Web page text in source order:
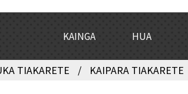
KAINGA HUA
TIAKARETE KAIPARA TIAKARETE